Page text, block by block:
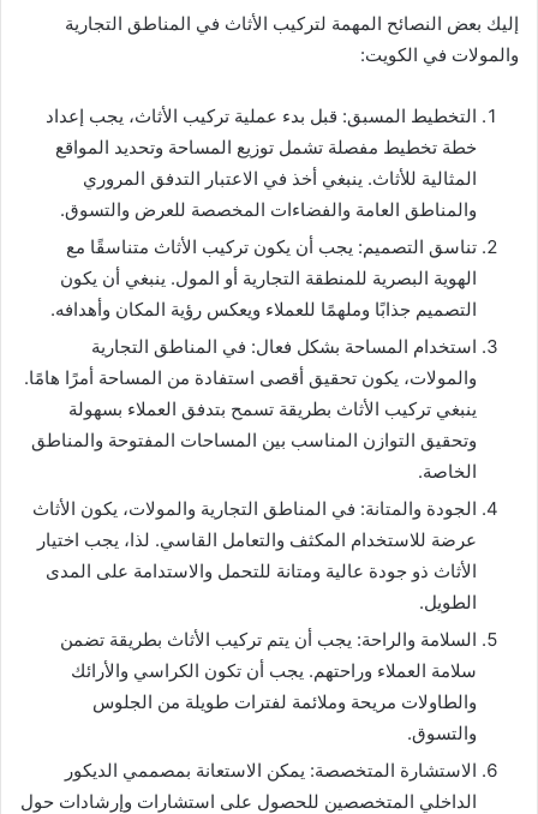
إليك بعض النصائح المهمة لتركيب الأثاث في المناطق التجارية
والمولات في الكويت:
التخطيط المسبق: قبل بدء عملية تركيب الأثاث، يجب إعداد
خطة تخطيط مفصلة تشمل توزيع المساحة وتحديد المواقع
المثالية للأثاث. ينبغي أخذ في الاعتبار التدفق المروري
والمناطق العامة والفضاءات المخصصة للعرض والتسوق.
تناسق التصميم: يجب أن يكون تركيب الأثاث متناسقًا مع
الهوية البصرية للمنطقة التجارية أو المول. ينبغي أن يكون
التصميم جذابًا وملهمًا للعملاء ويعكس رؤية المكان وأهدافه.
استخدام المساحة بشكل فعال: في المناطق التجارية
والمولات، يكون تحقيق أقصى استفادة من المساحة أمرًا هامًا.
ينبغي تركيب الأثاث بطريقة تسمح بتدفق العملاء بسهولة
وتحقيق التوازن المناسب بين المساحات المفتوحة والمناطق
الخاصة.
الجودة والمتانة: في المناطق التجارية والمولات، يكون الأثاث
عرضة للاستخدام المكثف والتعامل القاسي. لذا، يجب اختيار
الأثاث ذو جودة عالية ومتانة للتحمل والاستدامة على المدى
الطويل.
السلامة والراحة: يجب أن يتم تركيب الأثاث بطريقة تضمن
سلامة العملاء وراحتهم. يجب أن تكون الكراسي والأرائك
والطاولات مريحة وملائمة لفترات طويلة من الجلوس
والتسوق.
الاستشارة المتخصصة: يمكن الاستعانة بمصممي الديكور
الداخلي المتخصصين للحصول على استشارات وإرشادات حول